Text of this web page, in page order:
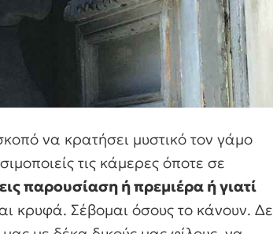
να κρατήσει μυστικό τον γάμο
τις κάμερες όποτε σε
παρουσίαση ή πρεμιέρα ή γιατί
κρυφά. Σέβομαι όσους το κάνουν. Δε